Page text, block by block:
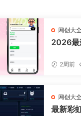
网创大
2026最
2周前
网创大
最新彩